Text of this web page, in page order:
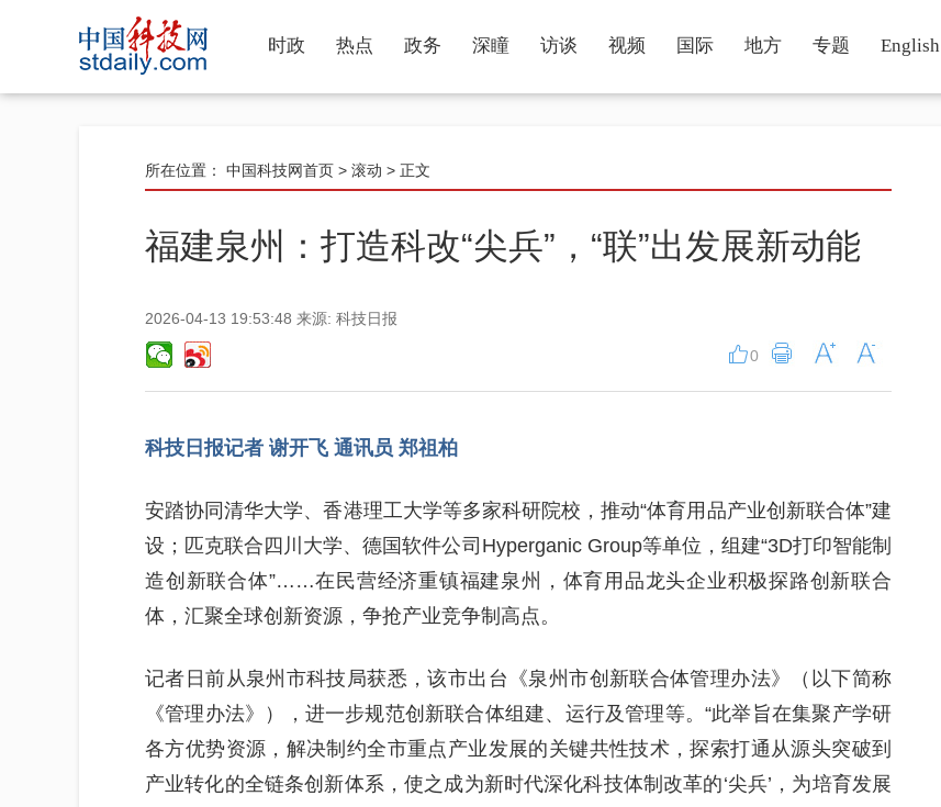
时政 热点 政务 深瞳 访谈 视频 国际 地方 专题 English
所在位置： 中国科技网首页 > 滚动 > 正文
福建泉州：打造科改“尖兵”，“联”出发展新动能
2026-04-13 19:53:48 来源: 科技日报
0
科技日报记者 谢开飞 通讯员 郑祖柏
安踏协同清华大学、香港理工大学等多家科研院校，推动“体育用品产业创新联合体”建
设；匹克联合四川大学、德国软件公司Hyperganic Group等单位，组建“3D打印智能制
造创新联合体”……在民营经济重镇福建泉州，体育用品龙头企业积极探路创新联合
体，汇聚全球创新资源，争抢产业竞争制高点。
记者日前从泉州市科技局获悉，该市出台《泉州市创新联合体管理办法》（以下简称
《管理办法》），进一步规范创新联合体组建、运行及管理等。“此举旨在集聚产学研
各方优势资源，解决制约全市重点产业发展的关键共性技术，探索打通从源头突破到
产业转化的全链条创新体系，使之成为新时代深化科技体制改革的‘尖兵’，为培育发展